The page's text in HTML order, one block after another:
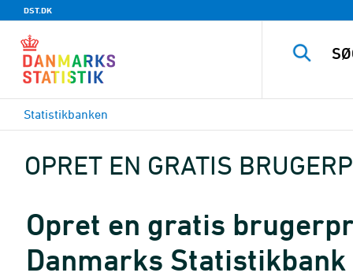
DST.DK
Statistikbanken
OPRET EN GRATIS
Opret en gratis
Danmarks Statistikbank